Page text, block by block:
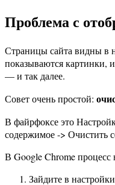
Проблема с
Страницы сайта видны в
показываются картинки,
— и так далее.
Совет очень простой:
В файрфоксе это
содержимое -> Очистить
В Google Chrome процесс
Зайдите в